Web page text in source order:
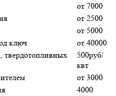
от 7000
от 2500
от 5000
ключ
от 40000
твердотопливных
500руб/
квт
от 3000
4000